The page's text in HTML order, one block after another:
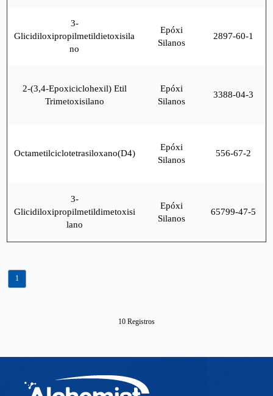
3-
Glicidiloxipropilmetildietoxisila
no
Epóxi
Silanos
2897-60-1
2-(3,4-Epoxiciclohexil) Etil
Trimetoxisilano
Epóxi
Silanos
3388-04-3
Octametilciclotetrasiloxano(D4)
Epóxi
Silanos
556-67-2
3-
Glicidiloxipropilmetildimetoxisi
lano
Epóxi
Silanos
65799-47-5
1
10 Registros